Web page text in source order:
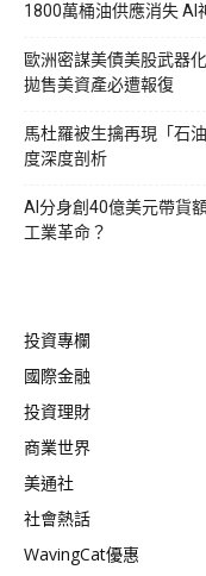
1800萬桶油供應消失 AI
歐洲密謀美債美股武器
拋售美資產必遭報復
馬杜羅被生擒再現「石
度深度剖析
AI分身創40億美元帶貨
工業革命？
投資專欄
國際金融
投資理財
商業世界
美通社
社會熱話
WavingCat優惠